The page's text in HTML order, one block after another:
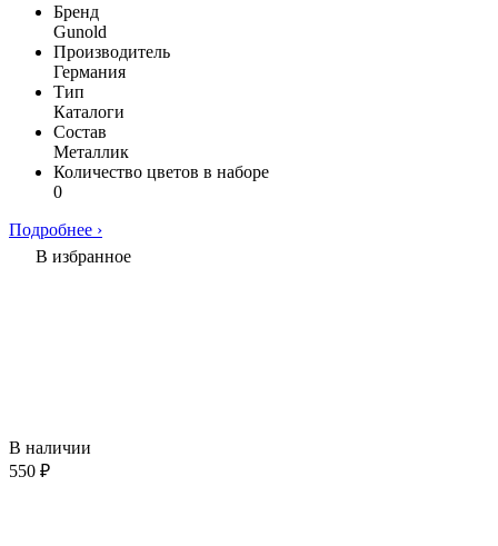
Бренд
Gunold
Производитель
Германия
Тип
Каталоги
Состав
Металлик
Количество цветов в наборе
0
Подробнее ›
В избранное
В наличии
550 ₽